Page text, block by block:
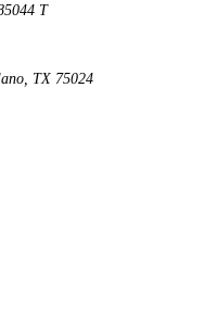
T
TX 75024